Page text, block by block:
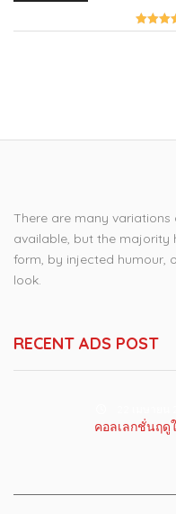
There are many
available, but the majority
form, by injected humour,
look.
RECENT ADS POST
คอลเลกชั่นฤดู